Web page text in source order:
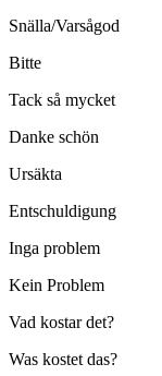
Snälla/Varsågod
Bitte
Tack så mycket
Danke schön
Ursäkta
Entschuldigung
Inga problem
Kein Problem
Vad kostar det?
Was kostet das?